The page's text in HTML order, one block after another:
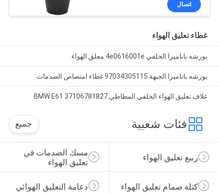
اتصال
غطاء تعليق الهواء
بورشه باناميرا الخلفي 4e0616001e معلق الهواء
بورشه باناميرا الجبهة 97034305115 غطاء امتصاص الصدمات
غلاف تعليق الهواء الخلفي المطاطي BMW E61 37106781827
فئات شعبية جميع
مسك الصدمات في
تعليق الهواء
ربيع تعليق الهواء
دعامة التعليق الهوائي كتلة صمام تعليق الهواء